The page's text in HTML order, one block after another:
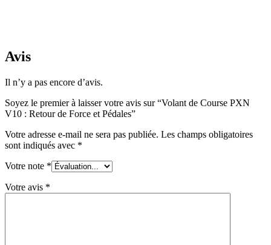
Avis
Il n’y a pas encore d’avis.
Soyez le premier à laisser votre avis sur “Volant de Course PXN
V10 : Retour de Force et Pédales”
Votre adresse e-mail ne sera pas publiée. Les champs obligatoires
sont indiqués avec *
Votre note *
Votre avis *